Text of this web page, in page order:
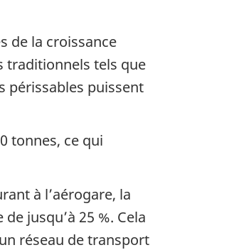
de la croissance
traditionnels tels que
périssables puissent
tonnes, ce qui
à l’aérogare, la
jusqu’à 25 %. Cela
réseau de transport